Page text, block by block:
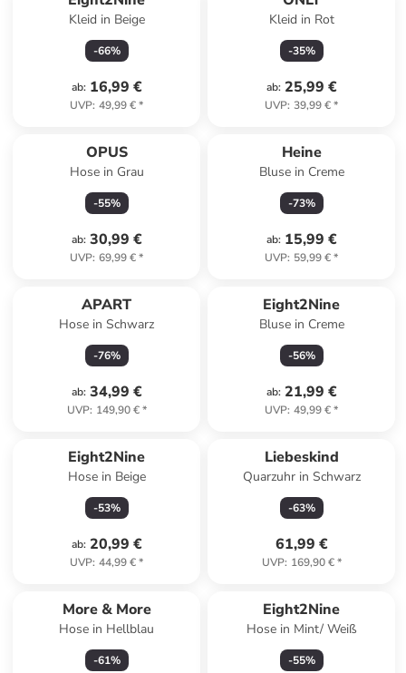
Kleid in Beige
-66%
ab: 16,99 €
UVP: 49,99 €*
Kleid in Rot
-35%
ab: 25,99 €
UVP: 39,99 €*
OPUS
Hose in Grau
-55%
ab: 30,99 €
UVP: 69,99 €*
Heine
Bluse in Creme
-73%
ab: 15,99 €
UVP: 59,99 €*
APART
Hose in Schwarz
-76%
ab: 34,99 €
UVP: 149,90 €*
Eight2Nine
Bluse in Creme
-56%
ab: 21,99 €
UVP: 49,99 €*
Eight2Nine
Hose in Beige
-53%
ab: 20,99 €
UVP: 44,99 €*
Liebeskind
Quarzuhr in Schwarz
-63%
61,99 €
UVP: 169,90 €*
More & More
Hose in Hellblau
-61%
Eight2Nine
Hose in Mint/ Weiß
-55%